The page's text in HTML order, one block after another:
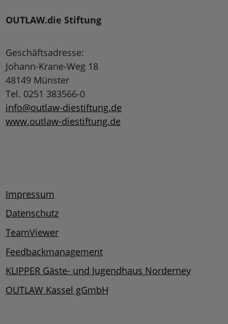
OUTLAW.die Stiftung
Geschäftsadresse:
Johann-Krane-Weg 18
48149 Münster
Tel. 0251 383566-0
info@outlaw-diestiftung.de
www.outlaw-diestiftung.de
Impressum
Datenschutz
TeamViewer
Feedbackmanagement
KLIPPER Gäste- und Jugendhaus Norderney
OUTLAW Kassel gGmbH